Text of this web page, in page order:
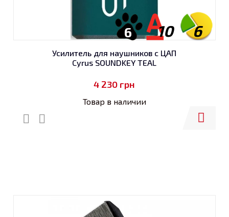
6
10
6
Усилитель для наушников с ЦАП
Cyrus SOUNDKEY TEAL
4 230 грн
Товар в наличии